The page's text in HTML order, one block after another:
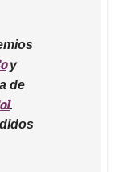
y
de
.